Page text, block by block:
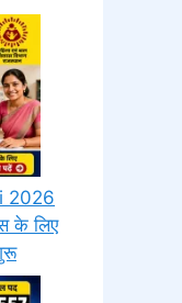
2026
के लिए